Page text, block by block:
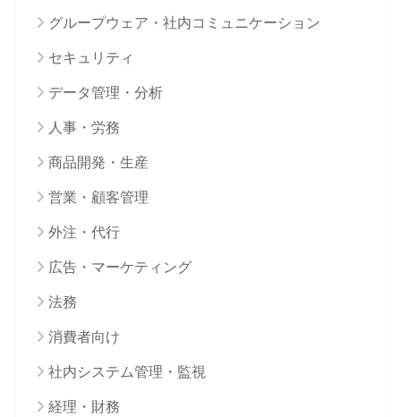
グループウェア・社内コミュニケーション
セキュリティ
データ管理・分析
人事・労務
商品開発・生産
営業・顧客管理
外注・代行
広告・マーケティング
法務
消費者向け
社内システム管理・監視
経理・財務